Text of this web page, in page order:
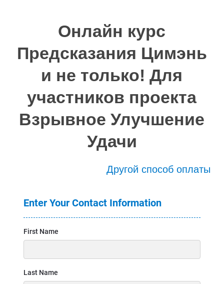
Онлайн курс
Предсказания Цимэнь
и не только! Для
участников проекта
Взрывное Улучшение
Удачи
Другой способ оплаты